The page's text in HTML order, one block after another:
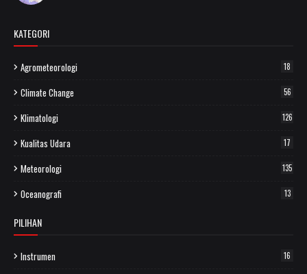
KATEGORI
Agrometeorologi 18
Climate Change 56
Klimatologi 126
Kualitas Udara 17
Meteorologi 135
Oceanografi 13
PILIHAN
Instrumen 16